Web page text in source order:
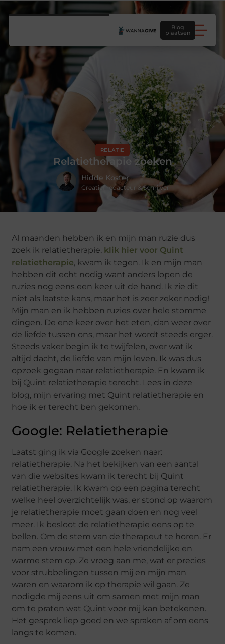
Blog
plaatsen
RELATIE
Relatietherapie zoeken
Hidde Koster
Creatief redacteur & Schrijver
Al maanden hebben ik en mijn man ruzie dus
zoek ik relatietherapie, klik hier voor Quint
relatietherapie, kwam ik tegen. Ik en mijn man
hebben dit echt nodig want anders lopen de
ruzies nog eens een keer uit de hand. Ik zie dit
niet als laatste kans, maar het is zeer zeker nodig!
Mijn man en ik hebben ruzies over hele stomme
dingen. De ene keer over het eten, dan weer over
de liefde tussen ons, maar het wordt steeds erger.
Steeds vaker begin ik te twijfelen, over wat ik
altijd dacht, de liefde van mijn leven. Ik was dus
opzoek gegaan naar relatietherapie. En kwam ik
bij Quint relatietherapie terecht. Lees in deze
blog, mijn ervaring met Quint relatietherapie en
hoe ik er terecht ben gekomen.
Google: Relatietherapie
Laatst ging ik via Google zoeken naar:
relatietherapie. Na het bekijken van een aantal
van die websites kwam ik terecht bij Quint
relatietherapie. Ik kwam op een pagina terecht
welke heel overzichtelijk was, er stond op waarom
je relatietherapie moet gaan doen en nog veel
meer. Ik besloot de relatietherapie eens op te
bellen. Om de stem van de therapeut te horen. Er
nam een vrouw met een hele vriendelijke en
warme stem op. Ze vroeg aan me, wat er precies
voor strubbelingen tussen mij en mijn man
waren en waarom ik op therapie wil gaan. Ze
nodigde mij eens uit om samen met mijn man
om te praten wat Quint voor mij kan betekenen.
Het gesprek liep goed en we spraken af om eens
langs te komen.